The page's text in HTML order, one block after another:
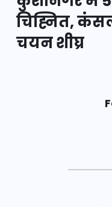
चिह्नित,
चयन शीघ्र